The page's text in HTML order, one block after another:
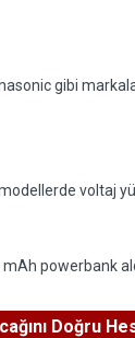
gibi
voltaj
mAh powerbank
Doğru